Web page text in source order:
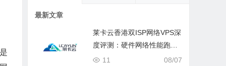
最新文章
莱卡云香港双ISP网络VPS深
度评测：硬件网络性能跑
分、流媒体兼容测试和选择
08/07
11